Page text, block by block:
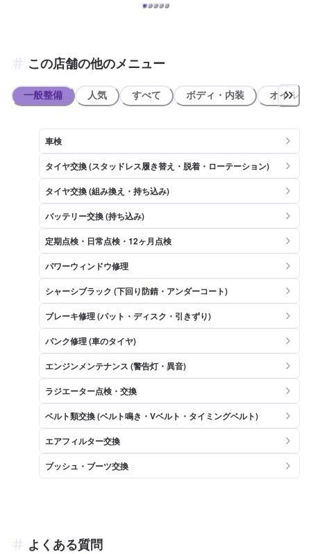
この店舗の他のメニュー
一般整備 人気 すべて ボディ・内装 オイル類
車検
タイヤ交換 (スタッドレス履き替え・脱着・ローテーション)
タイヤ交換 (組み換え・持ち込み)
バッテリー交換 (持ち込み)
定期点検・日常点検・12ヶ月点検
パワーウィンドウ修理
シャーシブラック (下回り防錆・アンダーコート)
ブレーキ修理 (パット・ディスク・引きずり)
パンク修理 (車のタイヤ)
エンジンメンテナンス (警告灯・異音)
ラジエーター点検・交換
ベルト類交換 (ベルト鳴き・Vベルト・タイミングベルト)
エアフィルター交換
ブッシュ・ブーツ交換
よくある質問